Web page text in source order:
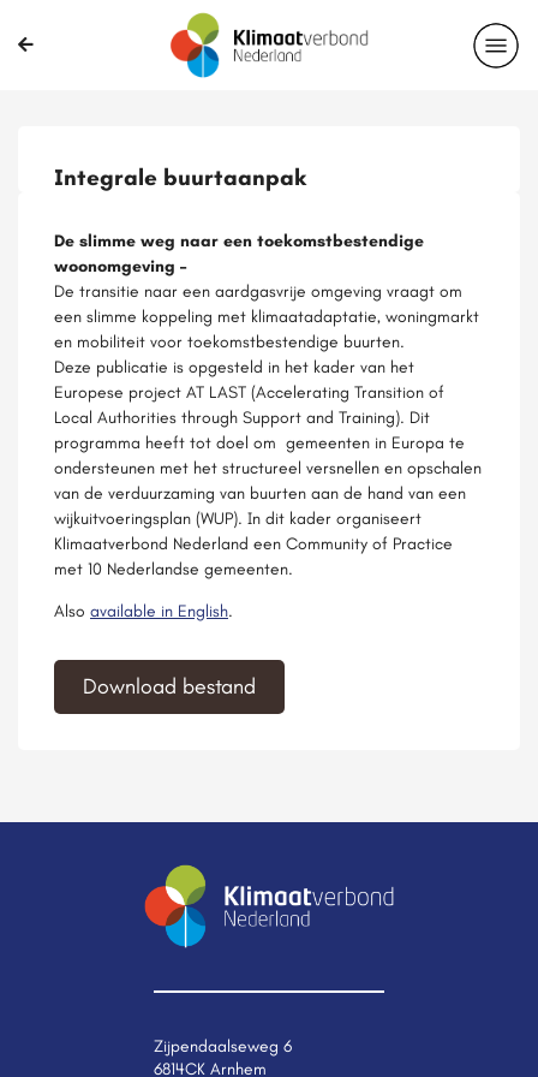
Integrale buurtaanpak
De slimme weg naar een toekomstbestendige
woonomgeving –
De transitie naar een aardgasvrije omgeving vraagt om
een slimme koppeling met klimaatadaptatie, woningmarkt
en mobiliteit voor toekomstbestendige buurten.
Deze publicatie is opgesteld in het kader van het
Europese project AT LAST (Accelerating Transition of
Local Authorities through Support and Training). Dit
programma heeft tot doel om gemeenten in Europa te
ondersteunen met het structureel versnellen en opschalen
van de verduurzaming van buurten aan de hand van een
wijkuitvoeringsplan (WUP). In dit kader organiseert
Klimaatverbond Nederland een Community of Practice
met 10 Nederlandse gemeenten.
Also available in English.
Download bestand
Zijpendaalseweg 6
6814CK Arnhem